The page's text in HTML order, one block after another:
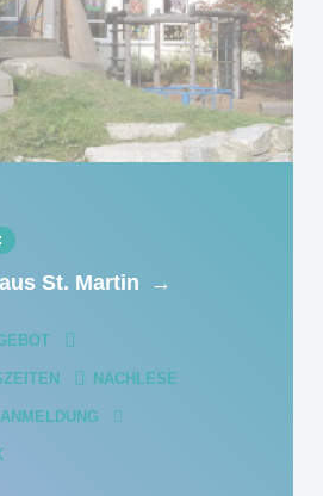
St. Martin →
NACHLESE